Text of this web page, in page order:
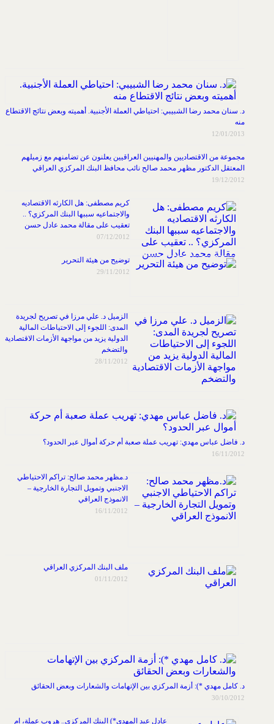
د. سنان محمد رضا الشبيبي: احتياطي العملة الأجنبية. أهميته وبعض نتائج الاقتطاع
منه
12/01/2013
مجموعة من الاقتصاديين والمهنيين العراقيين يعلنون عن تضامنهم مع زميلهم
المعتقل الدكتور مظهر محمد صالح نائب محافظ البنك المركزي العراقي
19/12/2012
كريم مصطفى: هل الكارثه الاقتصاديه
والاجتماعيه سببها البنك المركزي؟ ..
تعقيب على مقالة محمد عادل حسن
07/12/2012
توضيح من هيئة التحرير
29/11/2012
الزميل د. علي مرزا في تصريح لجريدة
المدى: اللجوء إلى الاحتياطات المالية
الدولية يزيد من مواجهة الأزمات الاقتصادية
والتضخم
28/11/2012
د. فاضل عباس مهدي: تهريب عملة صعبة أم حركة أموال عبر الحدود؟
16/11/2012
د.مظهر محمد صالح: تراكم الاحتياطي
الاجنبي وتمويل التجارة الخارجية –
الانموذج العراقي
16/11/2012
ملف البنك المركزي العراقي
01/11/2012
د. كامل مهدي *): أزمة المركزي بين الإتهامات والشعارات وبعض الحقائق
30/10/2012
عادل عبد المهدي*) البنك المركزي.. هروب عملة، ام